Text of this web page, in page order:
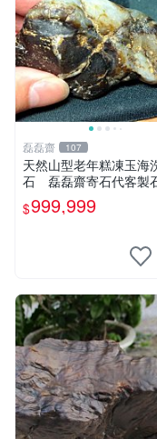
磊磊齋 107
天然山型老年糕凍玉海
石 磊磊齋寄石代客製
割研磨拋光養護盤珠台
東玉東海岸心臟石黑年
$999,999